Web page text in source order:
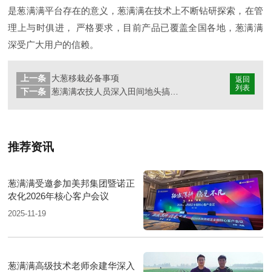
是葱满满平台存在的意义，葱满满在技术上不断钻研探索，在管
理上与时俱进， 严格要求，目前产品已覆盖全国各地，葱满满
深受广大用户的信赖。
返回
列表
上一条
大葱移栽必备事项
下一条
推荐资讯
葱满满受邀参加美邦集团暨诺正
农化2026年核心客户会议
2025-11-19
葱满满高级技术老师余建华深入